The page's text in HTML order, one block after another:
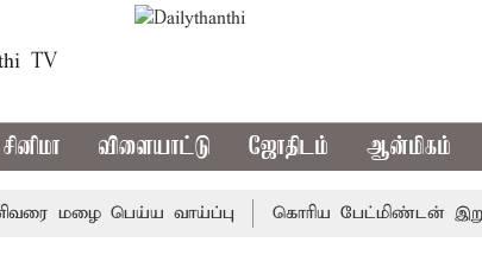
TV
சினிமா விளையாட்டு ஜோதிடம் ஆன்மிகம்
மழை பெய்ய வாய்ப்பு கொரிய பேட்மிண்டன் இறுதி